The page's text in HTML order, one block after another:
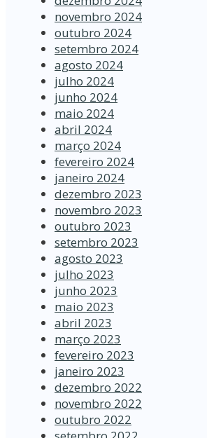
novembro 2024
outubro 2024
setembro 2024
agosto 2024
julho 2024
junho 2024
maio 2024
abril 2024
março 2024
fevereiro 2024
janeiro 2024
dezembro 2023
novembro 2023
outubro 2023
setembro 2023
agosto 2023
julho 2023
junho 2023
maio 2023
abril 2023
março 2023
fevereiro 2023
janeiro 2023
dezembro 2022
novembro 2022
outubro 2022